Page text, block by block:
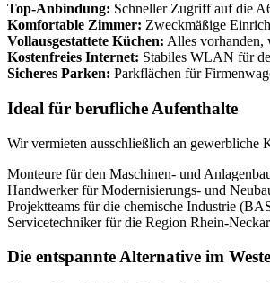
Top-Anbindung: Schneller Zugriff auf die
Komfortable Zimmer: Zweckmäßige
Vollausgestattete Küchen: Alles vorhanden,
Kostenfreies Internet: Stabiles WLAN für
Sicheres Parken: Parkflächen für
Ideal für berufliche Aufenthalte
Wir vermieten ausschließlich an gewerbliche
Monteure für den Maschinen- und
Handwerker für Modernisierungs- und
Projektteams für die chemische Industrie
Servicetechniker für die Region Rhein-Neckar
Die entspannte Alternative im